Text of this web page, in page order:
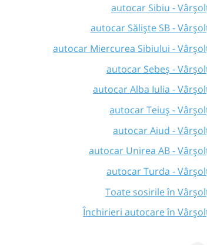
autocar Sibiu -
autocar Săliște SB -
autocar Miercurea Sibiului -
autocar Sebeș -
autocar Alba Iulia -
autocar Teiuș -
autocar Aiud -
autocar Unirea AB -
autocar Turda -
Toate sosirile în
Închirieri autocare în